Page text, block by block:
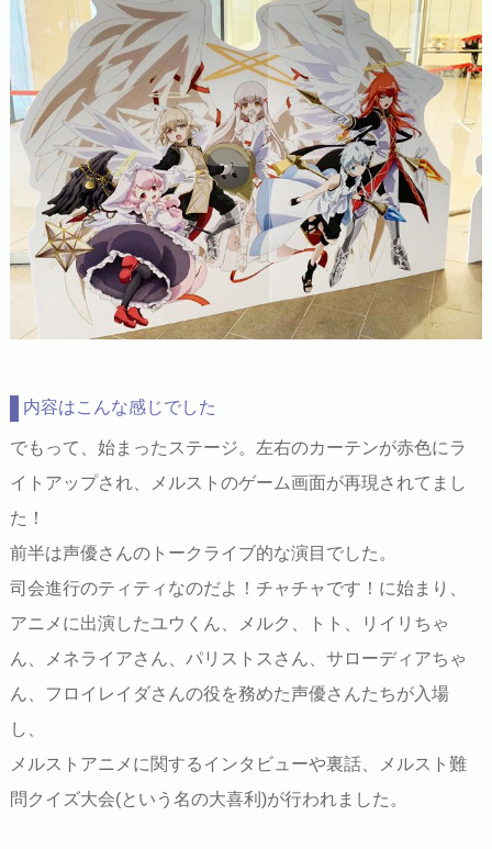
内容はこんな感じでした
でもって、始まったステージ。左右のカーテンが赤色にラ
イトアップされ、メルストのゲーム画面が再現されてまし
た！
前半は声優さんのトークライブ的な演目でした。
司会進行のティティなのだよ！チャチャです！に始まり、
アニメに出演したユウくん、メルク、トト、リイリちゃ
ん、メネライアさん、パリストスさん、サローディアちゃ
ん、フロイレイダさんの役を務めた声優さんたちが入場
し、
メルストアニメに関するインタビューや裏話、メルスト難
問クイズ大会(という名の大喜利)が行われました。